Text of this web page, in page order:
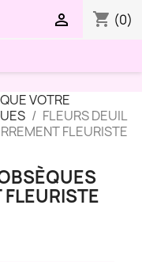
shopping_cart (0)

VOTRE
FLEURS DEUIL
FLEURISTE